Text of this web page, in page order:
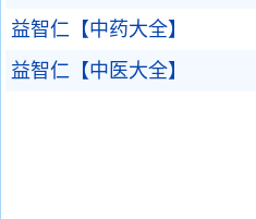
益智仁【中药大全】
益智仁【中医大全】